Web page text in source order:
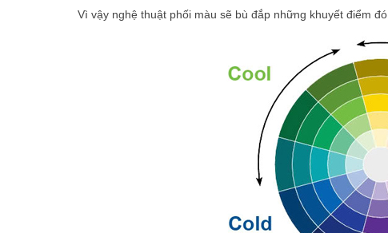
Vì vậy nghệ thuật phối màu sẽ bù đắp những khuyết điểm đó.